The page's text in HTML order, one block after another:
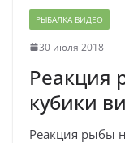
РЫБАЛКА ВИДЕО
30 июля 2018
Реакция
кубики
Реакция рыбы